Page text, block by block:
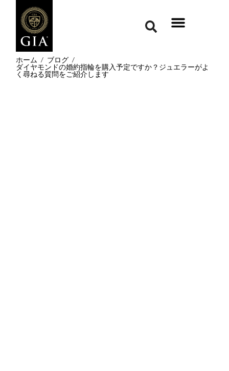
ホーム / ブログ /
ダイヤモンドの婚約指輪を購入予定ですか？ジュエラーがよ
く尋ねる質問をご紹介します